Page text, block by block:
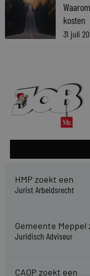
kosten
31 juli
HMP zoekt een
Jurist Arbeidsrecht
Gemeente Meppel
Juridisch Adviseur
CAOP zoekt een